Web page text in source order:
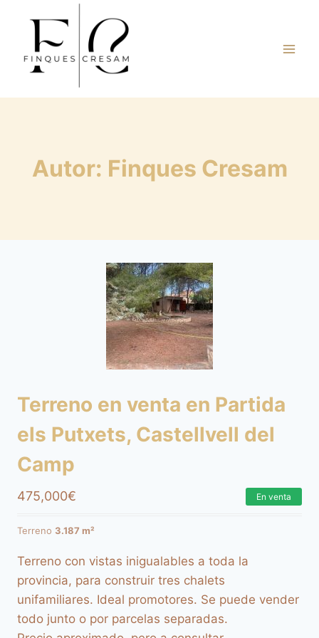
contenido
Autor: Finques Cresam
Terreno en venta en Partida
els Putxets, Castellvell del
Camp
475,000€ En venta
Terreno 3.187 m²
Terreno con vistas inigualables a toda la
provincia, para construir tres chalets
unifamiliares. Ideal promotores. Se puede vender
todo junto o por parcelas separadas.